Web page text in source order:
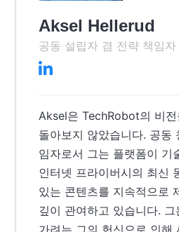
Aksel Hellerud
공동 설립자 겸 전략 책임자
Aksel은 TechRobot의 비
돌아보지 않았습니다. 공동
임자로서 그는 플랫폼이 기
인터넷 프라이버시의 최신
있는 콘텐츠를 지속적으로
깊이 관여하고 있습니다.
가려는 그의 헌신으로 인해